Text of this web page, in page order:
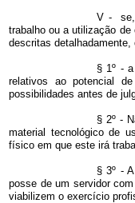
V - se,
trabalho ou a utilização
descritas
§ 1º -
relativos ao potencial
possibilidades antes de
§ 2º -
material tecnológico de
físico em que este irá
§ 3º -
posse de um servidor
viabilizem o exercício